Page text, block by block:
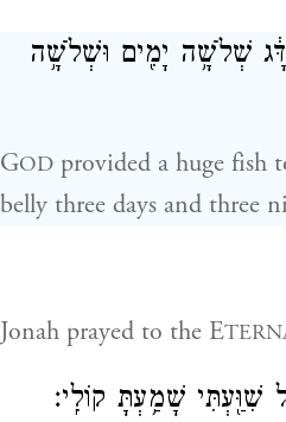
הַדָּ֔ג שְׁלֹשָׁ֥ה יָמִ֖ים וּשְׁלֹשָׁ֥ה
GOD provided a huge fish
belly three days and three
Jonah prayed to the E
שִׁוַּ֖עְתִּי שָׁמַ֥עְתָּ קוֹלִֽי׃